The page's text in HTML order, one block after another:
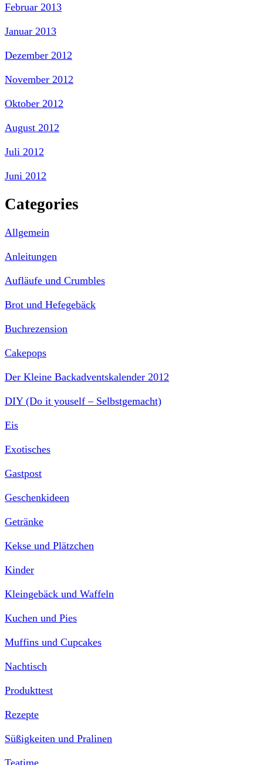
Februar 2013
Januar 2013
Dezember 2012
November 2012
Oktober 2012
August 2012
Juli 2012
Juni 2012
Categories
Allgemein
Anleitungen
Aufläufe und Crumbles
Brot und Hefegebäck
Buchrezension
Cakepops
Der Kleine Backadventskalender 2012
DIY (Do it youself – Selbstgemacht)
Eis
Exotisches
Gastpost
Geschenkideen
Getränke
Kekse und Plätzchen
Kinder
Kleingebäck und Waffeln
Kuchen und Pies
Muffins und Cupcakes
Nachtisch
Produkttest
Rezepte
Süßigkeiten und Pralinen